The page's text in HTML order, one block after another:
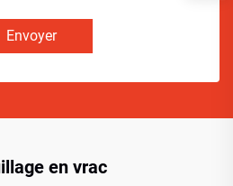
Envoyer
en vrac